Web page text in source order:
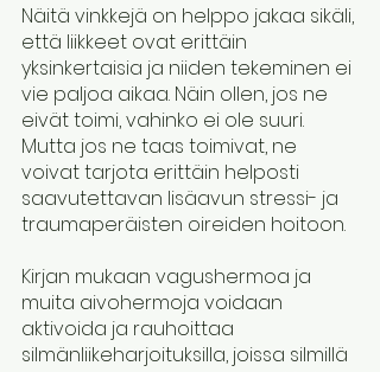
Näitä vinkkejä on helppo jakaa sikäli,
että liikkeet ovat erittäin
yksinkertaisia ja niiden tekeminen ei
vie paljoa aikaa. Näin ollen, jos ne
eivät toimi, vahinko ei ole suuri.
Mutta jos ne taas toimivat, ne
voivat tarjota erittäin helposti
saavutettavan lisäavun stressi- ja
traumaperäisten oireiden hoitoon.
Kirjan mukaan vagushermoa ja
muita aivohermoja voidaan
aktivoida ja rauhoittaa
silmänliikeharjoituksilla, joissa silmillä